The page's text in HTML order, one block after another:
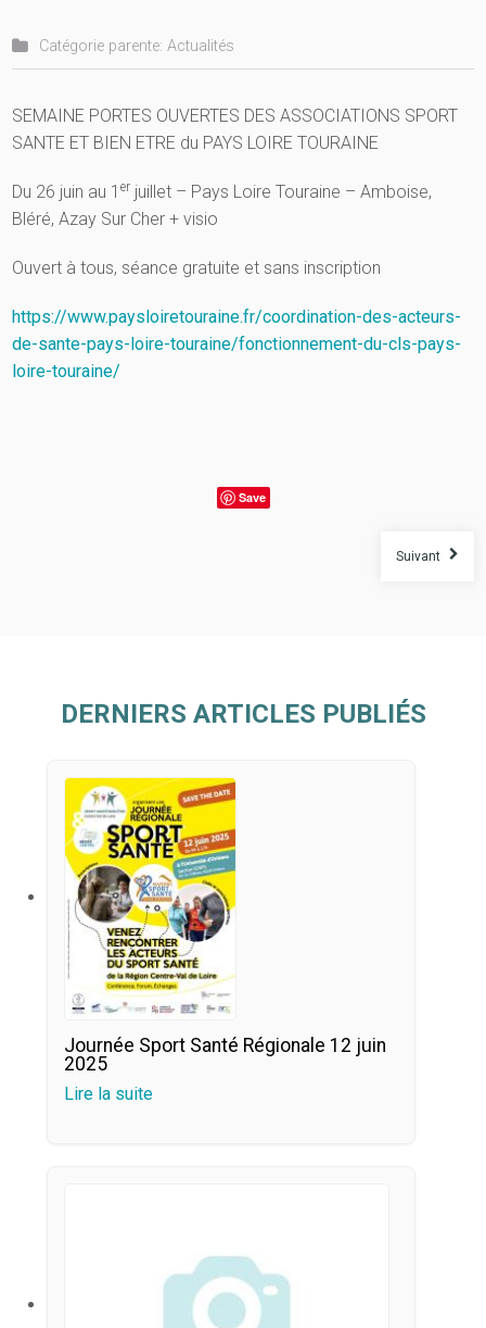
Catégorie parente:Actualités
SEMAINE PORTES OUVERTES DES ASSOCIATIONS SPORT
SANTE ET BIEN ETRE du PAYS LOIRE TOURAINE
Du 26 juin au 1er juillet – Pays Loire Touraine – Amboise,
Bléré, Azay Sur Cher + visio
Ouvert à tous, séance gratuite et sans inscription
https://www.paysloiretouraine.fr/coordination-des-acteurs-
de-sante-pays-loire-touraine/fonctionnement-du-cls-pays-
loire-touraine/
Save
Suivant
DERNIERS ARTICLES PUBLIÉS
Journée Sport Santé Régionale 12 juin
2025
Lire la suite